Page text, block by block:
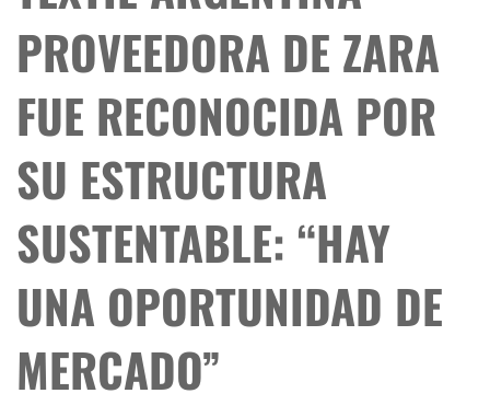
PROVEEDORA DE ZARA
FUE RECONOCIDA POR
SU ESTRUCTURA
SUSTENTABLE: “HAY
UNA OPORTUNIDAD DE
MERCADO”